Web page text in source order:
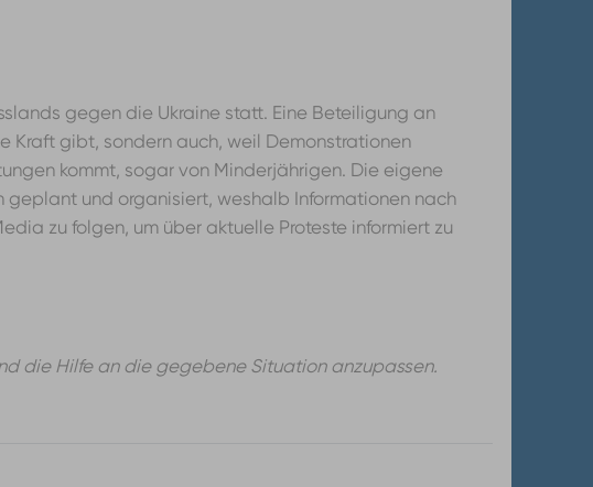
gegen die Ukraine statt. Eine Beteiligung an
Kraft gibt, sondern auch, weil Demonstrationen
kommt, sogar von Minderjährigen. Die eigene
geplant und organisiert, weshalb Informationen nach
zu folgen, um über aktuelle Proteste informiert zu
die Hilfe an die gegebene Situation anzupassen.